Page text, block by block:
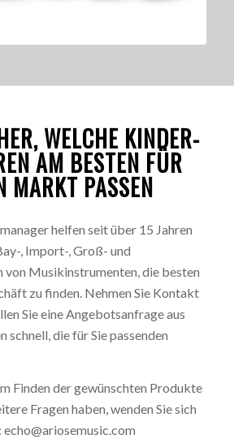
WELCHE KINDER-
AM BESTEN FÜR
MARKT PASSEN
helfen seit über 15 Jahren
, Import-, Groß- und
Musikinstrumenten, die besten
zu finden. Nehmen Sie Kontakt
Sie eine Angebotsanfrage aus
schnell, die für Sie passenden
Finden der gewünschten Produkte
Fragen haben, wenden Sie sich